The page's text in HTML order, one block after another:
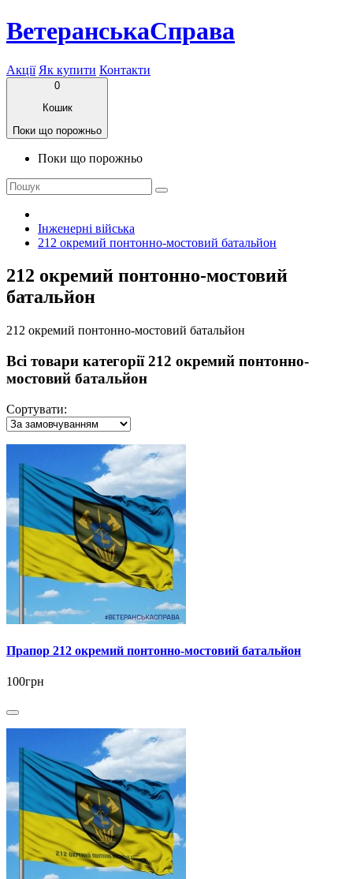
ВетеранськаСправа
Акції Як купити Контакти
0
Кошик
Поки що порожньо
Поки що порожньо
Інженерні війська
212 окремий понтонно-мостовий батальйон
212 окремий понтонно-мостовий
батальйон
212 окремий понтонно-мостовий батальйон
Всі товари категорії 212 окремий понтонно-
мостовий батальйон
Сортувати:
Прапор 212 окремий понтонно-мостовий батальйон
100грн